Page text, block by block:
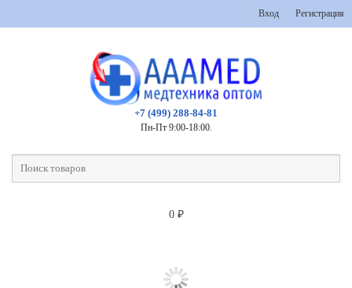
Вход Регистрация
+7 (499) 288-84-81
Пн-Пт 9:00-18:00.
0 ₽